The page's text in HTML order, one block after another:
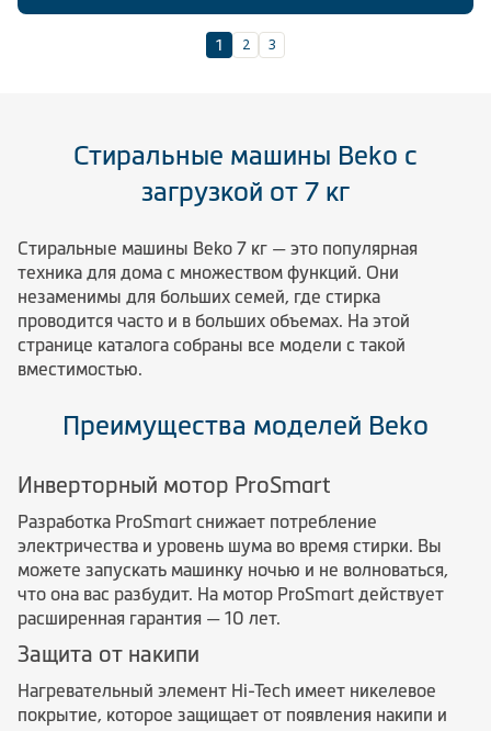
1 2 3
Стиральные машины Beko с
загрузкой от 7 кг
Стиральные машины Beko 7 кг — это популярная
техника для дома с множеством функций. Они
незаменимы для больших семей, где стирка
проводится часто и в больших объемах. На этой
странице каталога собраны все модели с такой
вместимостью.
Преимущества моделей Beko
Инверторный мотор ProSmart
Разработка ProSmart снижает потребление
электричества и уровень шума во время стирки. Вы
можете запускать машинку ночью и не волноваться,
что она вас разбудит. На мотор ProSmart действует
расширенная гарантия — 10 лет.
Защита от накипи
Нагревательный элемент Hi-Tech имеет никелевое
покрытие, которое защищает от появления накипи и